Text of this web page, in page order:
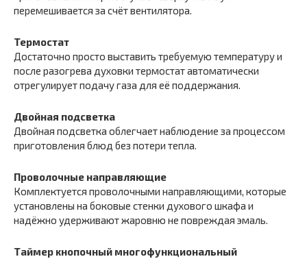
перемешивается за счёт вентилятора.
Термостат
Достаточно просто выставить требуемую температуру и
после разогрева духовки термостат автоматически
отрегулирует подачу газа для её поддержания.
Двойная подсветка
Двойная подсветка облегчает наблюдение за процессом
приготовления блюд без потери тепла.
Проволочные направляющие
Комплектуется проволочными направляющими, которые
установлены на боковые стенки духового шкафа и
надёжно удерживают жаровню не повреждая эмаль.
Таймер кнопочный многофункциональный